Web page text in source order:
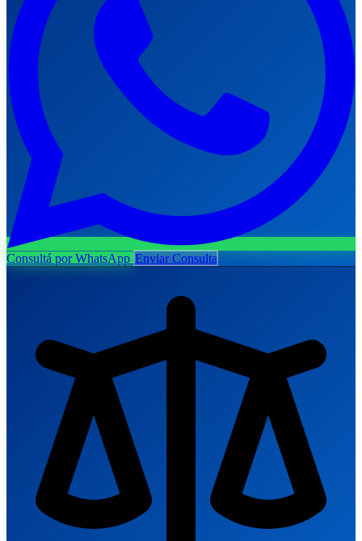
Consultá por WhatsApp Enviar Consulta